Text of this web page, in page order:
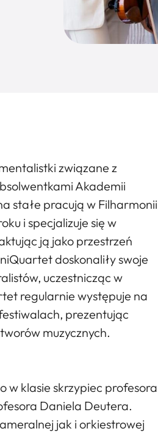
związane z
Akademii
stałe pracują w Filharmonii
i specjalizuje się w
ją jako przestrzeń
doskonaliły swoje
uczestnicząc w
regularnie występuje na
prezentując
muzycznych.
w klasie skrzypiec profesora
Daniela Deutera.
jak i orkiestrowej